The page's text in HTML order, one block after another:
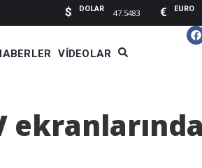
$ DOLAR 47.5483 € EURO
VIDEOLAR
ekranlarında